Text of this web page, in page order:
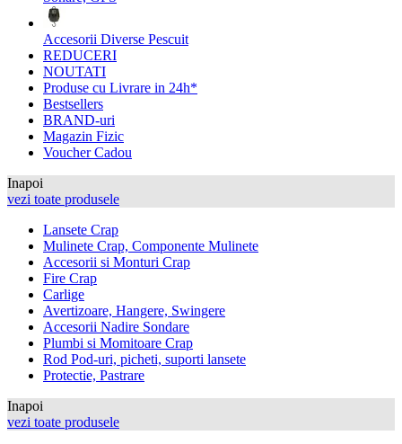
Accesorii Diverse Pescuit
REDUCERI
NOUTATI
Produse cu Livrare in 24h*
Bestsellers
BRAND-uri
Magazin Fizic
Voucher Cadou
Inapoi
vezi toate produsele
Lansete Crap
Mulinete Crap, Componente Mulinete
Accesorii si Monturi Crap
Fire Crap
Carlige
Avertizoare, Hangere, Swingere
Accesorii Nadire Sondare
Plumbi si Momitoare Crap
Rod Pod-uri, picheti, suporti lansete
Protectie, Pastrare
Inapoi
vezi toate produsele